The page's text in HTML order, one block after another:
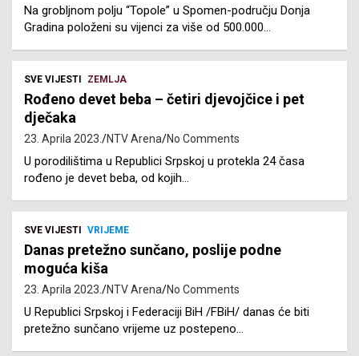
Na grobljnom polju “Topole” u Spomen-području Donja
Gradina položeni su vijenci za više od 500.000…
SVE VIJESTI ZEMLJA
Rođeno devet beba – četiri djevojčice i pet
dječaka
23. Aprila 2023. NTV Arena No Comments
U porodilištima u Republici Srpskoj u protekla 24 časa
rođeno je devet beba, od kojih…
SVE VIJESTI VRIJEME
Danas pretežno sunčano, poslije podne
moguća kiša
23. Aprila 2023. NTV Arena No Comments
U Republici Srpskoj i Federaciji BiH /FBiH/ danas će biti
pretežno sunčano vrijeme uz postepeno…